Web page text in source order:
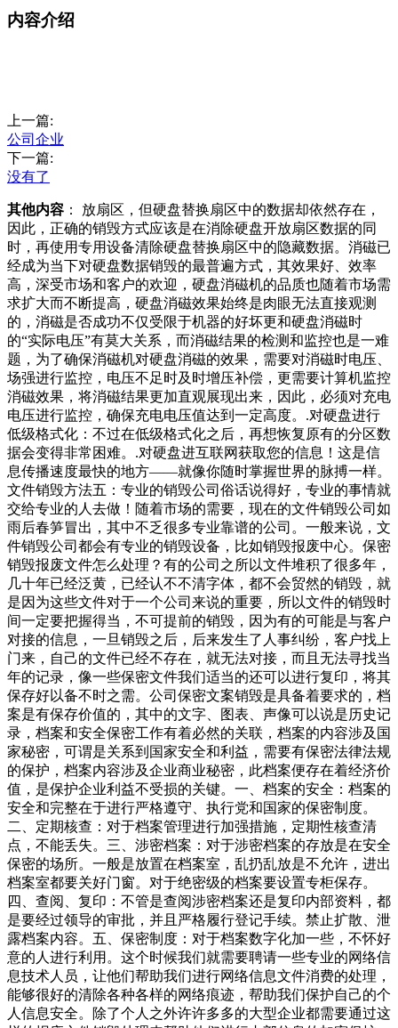
内容介绍
上一篇:
公司企业
下一篇:
没有了
其他内容 ： 放扇区，但硬盘替换扇区中的数据却依然存在，
因此，正确的销毁方式应该是在消除硬盘开放扇区数据的同
时，再使用专用设备清除硬盘替换扇区中的隐藏数据。消磁已
经成为当下对硬盘数据销毁的最普遍方式，其效果好、效率
高，深受市场和客户的欢迎，硬盘消磁机的品质也随着市场需
求扩大而不断提高，硬盘消磁效果始终是肉眼无法直接观测
的，消磁是否成功不仅受限于机器的好坏更和硬盘消磁时
的“实际电压”有莫大关系，而消磁结果的检测和监控也是一难
题，为了确保消磁机对硬盘消磁的效果，需要对消磁时电压、
场强进行监控，电压不足时及时增压补偿，更需要计算机监控
消磁效果，将消磁结果更加直观展现出来，因此，必须对充电
电压进行监控，确保充电电压值达到一定高度。.对硬盘进行
低级格式化：不过在低级格式化之后，再想恢复原有的分区数
据会变得非常困难。.对硬盘进互联网获取您的信息！这是信
息传播速度最快的地方——就像你随时掌握世界的脉搏一样。
文件销毁方法五：专业的销毁公司俗话说得好，专业的事情就
交给专业的人去做！随着市场的需要，现在的文件销毁公司如
雨后春笋冒出，其中不乏很多专业靠谱的公司。一般来说，文
件销毁公司都会有专业的销毁设备，比如销毁报废中心。保密
销毁报废文件怎么处理？有的公司之所以文件堆积了很多年，
几十年已经泛黄，已经认不不清字体，都不会贸然的销毁，就
是因为这些文件对于一个公司来说的重要，所以文件的销毁时
间一定要把握得当，不可提前的销毁，因为有的可能是与客户
对接的信息，一旦销毁之后，后来发生了人事纠纷，客户找上
门来，自己的文件已经不存在，就无法对接，而且无法寻找当
年的记录，像一些保密文件我们适当的还可以进行复印，将其
保存好以备不时之需。公司保密文案销毁是具备着要求的，档
案是有保存价值的，其中的文字、图表、声像可以说是历史记
录，档案和安全保密工作有着必然的关联，档案的内容涉及国
家秘密，可谓是关系到国家安全和利益，需要有保密法律法规
的保护，档案内容涉及企业商业秘密，此档案便存在着经济价
值，是保护企业利益不受损的关键。一、档案的安全：档案的
安全和完整在于进行严格遵守、执行党和国家的保密制度。
二、定期核查：对于档案管理进行加强措施，定期性核查清
点，不能丢失。三、涉密档案：对于涉密档案的存放是在安全
保密的场所。一般是放置在档案室，乱扔乱放是不允许，进出
档案室都要关好门窗。对于绝密级的档案要设置专柜保存。
四、查阅、复印：不管是查阅涉密档案还是复印内部资料，都
是要经过领导的审批，并且严格履行登记手续。禁止扩散、泄
露档案内容。五、保密制度：对于档案数字化加一些，不怀好
意的人进行利用。这个时候我们就需要聘请一些专业的网络信
息技术人员，让他们帮助我们进行网络信息文件消费的处理，
能够很好的清除各种各样的网络痕迹，帮助我们保护自己的个
人信息安全。除了个人之外许许多多的大型企业都需要通过这